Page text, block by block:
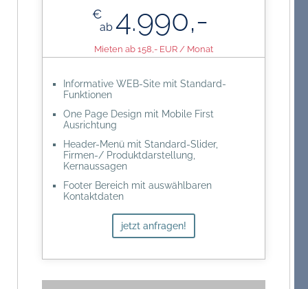
Google Business Eintrag mit
Personalisierung und Seiten-Content
Content-Bereitstellung durch Kunden
€
ab 4.990,-
Mieten ab 158,- EUR / Monat
Informative WEB-Site mit Standard-
Funktionen
One Page Design mit Mobile First
Ausrichtung
Header-Menü mit Standard-Slider,
Firmen-/ Produktdarstellung,
Kernaussagen
Footer Bereich mit auswählbaren
Kontaktdaten
Anfahrt mit Google-Maps Einbindung
WordPress BackOffice-Zugang für
jetzt anfragen!